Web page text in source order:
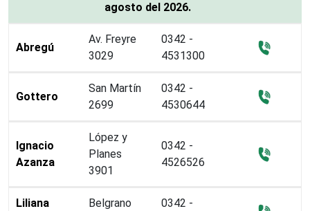
agosto del 2026.
Abregú
Av. Freyre
3029
0342 -
4531300
Gottero
San Martín
2699
0342 -
4530644
Ignacio
Azanza
López y
Planes
3901
0342 -
4526526
Liliana
Belgrano
0342 -